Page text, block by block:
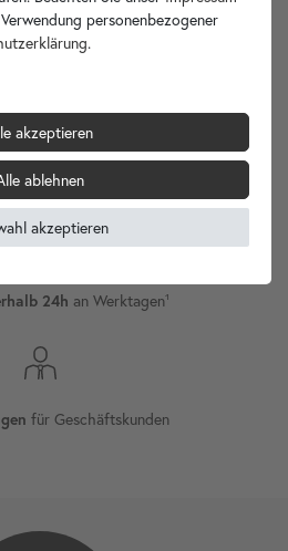
-
Versand
24h an Werktagen¹
für Geschäftskunden
personenbezogener
.
akzeptieren
ablehnen
akzeptieren